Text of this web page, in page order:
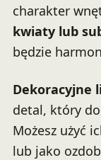
charakter
kwiaty lub
będzie
Dekoracyjne
detal, który
Możesz użyć
lub jako